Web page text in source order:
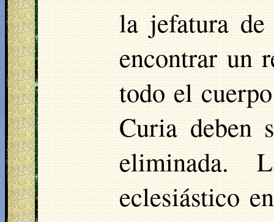
la jefatura
encontrar un
todo el
Curia deben
eliminada.
eclesiástico